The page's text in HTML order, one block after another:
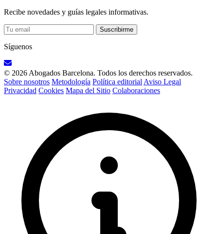
Recibe novedades y guías legales informativas.
Suscribirme
Síguenos
© 2026 Abogados Barcelona. Todos los derechos reservados.
Sobre nosotros Metodología Política editorial Aviso Legal
Privacidad Cookies Mapa del Sitio Colaboraciones